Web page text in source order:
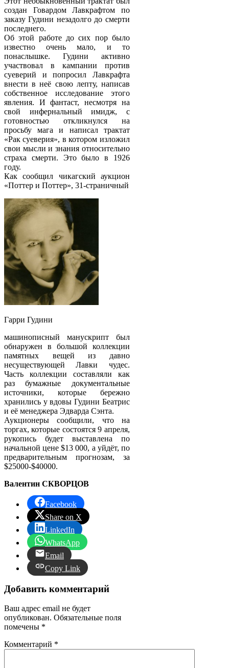
создан Говардом Лавкрафтом по
заказу Гудини незадолго до смерти
последнего.
Об этой работе до сих пор было
известно очень мало, и то
понаслышке. Гудини активно
участвовал в кампании против
суеверий и попросил Лавкрафта
внести в неё свою лепту, написав
собственное исследование этого
явления. И фантаст, несмотря на
свой инфернальный имидж, с
готовностью откликнулся на
просьбу мага и написал трактат
«Рак суеверия», в котором изложил
свои мысли и знания относительно
страха смерти. Это было в 1926
году.
Как сообщил чикагский аукцион
«Поттер и Поттер», 31-страничный
Гарри Гудини
машинописный манускрипт был
обнаружен в большой коллекции
памятных вещей из давно
несуществующей Лавки чудес.
Часть коллекции составляли как
раз бумажные документальные
источники, которые бережно
хранились у вдовы Гудини Беатрис
и её менеджера Эдварда Сэнта.
Аукционеры сообщили, что на
торгах, которые состоятся 9 апреля,
рукопись будет выставлена по
начальной цене $13 000, а уйдёт, по
предварительным прогнозам, за
$25000-$40000.
Валентин СКВОРЦОВ
Facebook
Share on X
LinkedIn
WhatsApp
Email
Copy Link
Добавить комментарий
Ваш адрес email не будет
опубликован. Обязательные поля
помечены *
Комментарий *